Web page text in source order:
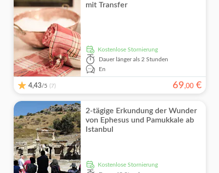
mit Transfer
kostenlose Stornierung
Dauer länger als 2 Stunden
En
4,43/5 (7) 69,00 €
2-tägige Erkundung der Wunder
von Ephesus und Pamukkale ab
Istanbul
kostenlose Stornierung